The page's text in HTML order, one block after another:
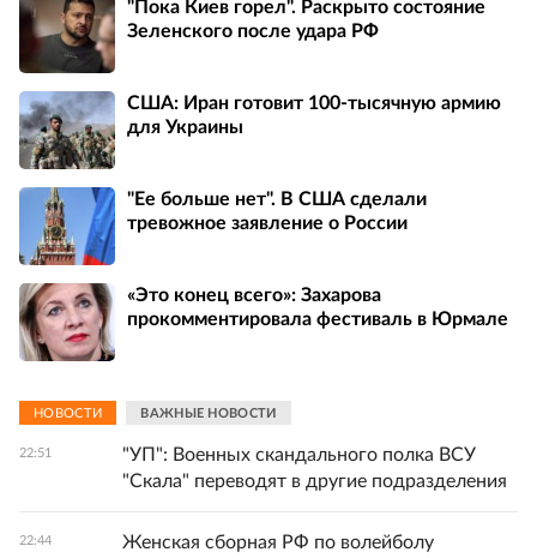
"Пока Киев горел". Раскрыто состояние
Зеленского после удара РФ
США: Иран готовит 100-тысячную армию
для Украины
"Ее больше нет". В США сделали
тревожное заявление о России
«Это конец всего»: Захарова
прокомментировала фестиваль в Юрмале
НОВОСТИ ВАЖНЫЕ НОВОСТИ
22:51
"УП": Военных скандального полка ВСУ
"Скала" переводят в другие подразделения
22:44
Женская сборная РФ по волейболу